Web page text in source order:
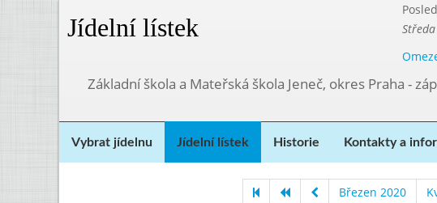
Jídelní lístek
Základní škola a Mateřská škola Jeneč, okres Praha -
Vybrat jídelnu Jídelní lístek Historie Kontakty a
Březen 2020